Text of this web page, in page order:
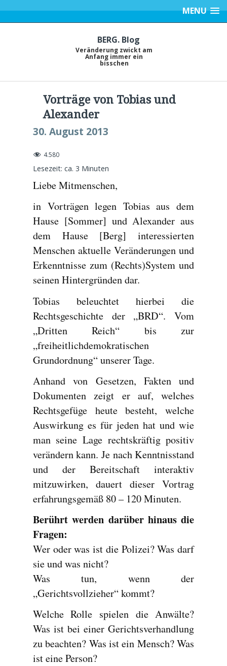
MENU
BERG. Blog
Veränderung zwickt am
Anfang immer ein
bisschen
Vorträge von Tobias und
Alexander
30. August 2013
4.580
Lesezeit: ca. 3 Minuten
Liebe Mitmenschen,
in Vorträgen legen Tobias aus dem
Hause [Sommer] und Alexander aus
dem Hause [Berg] interessierten
Menschen aktuelle Veränderungen und
Erkenntnisse zum (Rechts)System und
seinen Hintergründen dar.
Tobias beleuchtet hierbei die
Rechtsgeschichte der „BRD“. Vom
„Dritten Reich“ bis zur
„freiheitlichdemokratischen
Grundordnung“ unserer Tage.
Anhand von Gesetzen, Fakten und
Dokumenten zeigt er auf, welches
Rechtsgefüge heute besteht, welche
Auswirkung es für jeden hat und wie
man seine Lage rechtskräftig positiv
verändern kann. Je nach Kenntnisstand
und der Bereitschaft interaktiv
mitzuwirken, dauert dieser Vortrag
erfahrungsgemäß 80 – 120 Minuten.
Berührt werden darüber hinaus die
Fragen:
Wer oder was ist die Polizei? Was darf
sie und was nicht?
Was tun, wenn der
„Gerichtsvollzieher“ kommt?
Welche Rolle spielen die Anwälte?
Was ist bei einer Gerichtsverhandlung
zu beachten? Was ist ein Mensch? Was
ist eine Person?